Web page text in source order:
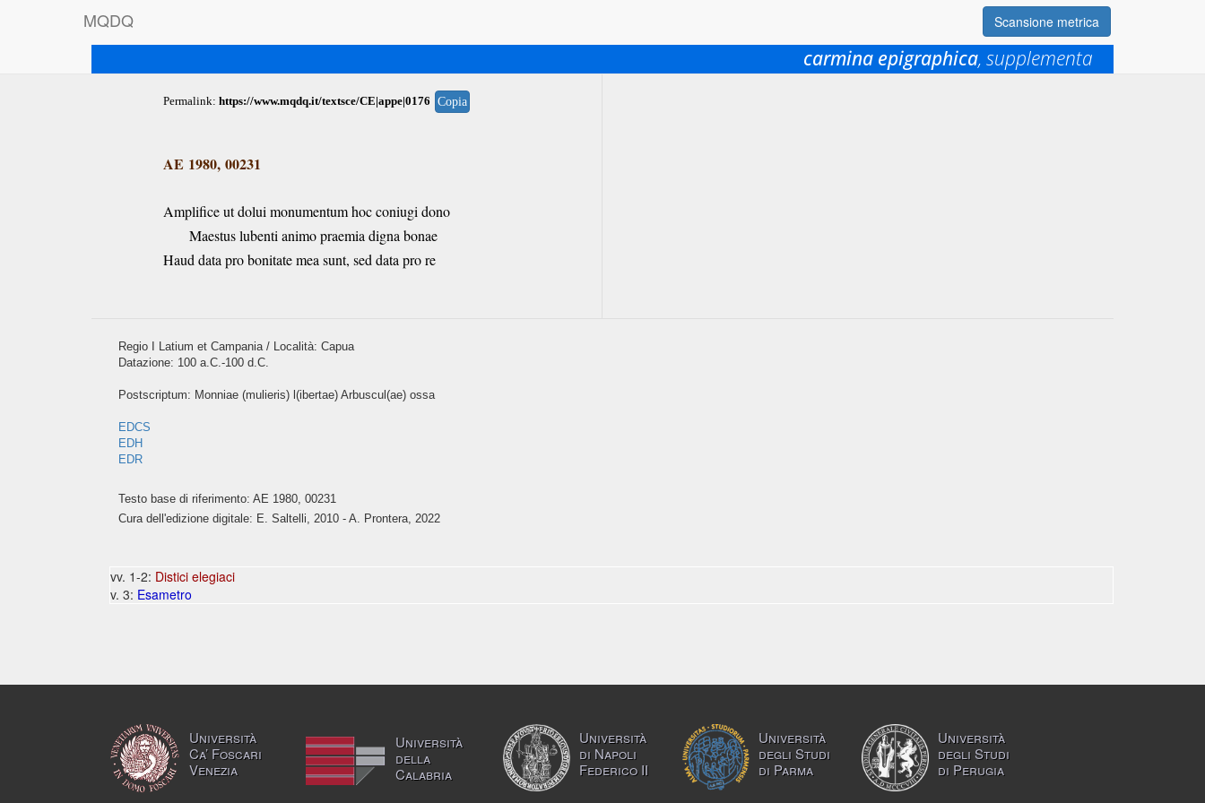
MQDQ Scansione metrica
carmina epigraphica, supplementa
Permalink: https://www.mqdq.it/textsce/CE|appe|0176 Copia
AE 1980, 00231
Amplifice ut dolui monumentum hoc coniugi dono
Maestus lubenti animo praemia digna bonae
Haud data pro bonitate mea sunt, sed data pro re
Regio I Latium et Campania / Località: Capua
Datazione: 100 a.C.-100 d.C.
Postscriptum: Monniae (mulieris) l(ibertae) Arbuscul(ae) ossa
EDCS
EDH
EDR
Testo base di riferimento: AE 1980, 00231
Cura dell'edizione digitale: E. Saltelli, 2010 - A. Prontera, 2022
vv. 1-2: Distici elegiaci
v. 3: Esametro
Università
Ca’ Foscari
Venezia
Università
della
Calabria
Università
di Napoli
Federico II
Università
degli Studi
di Parma
Università
degli Studi
di Perugia